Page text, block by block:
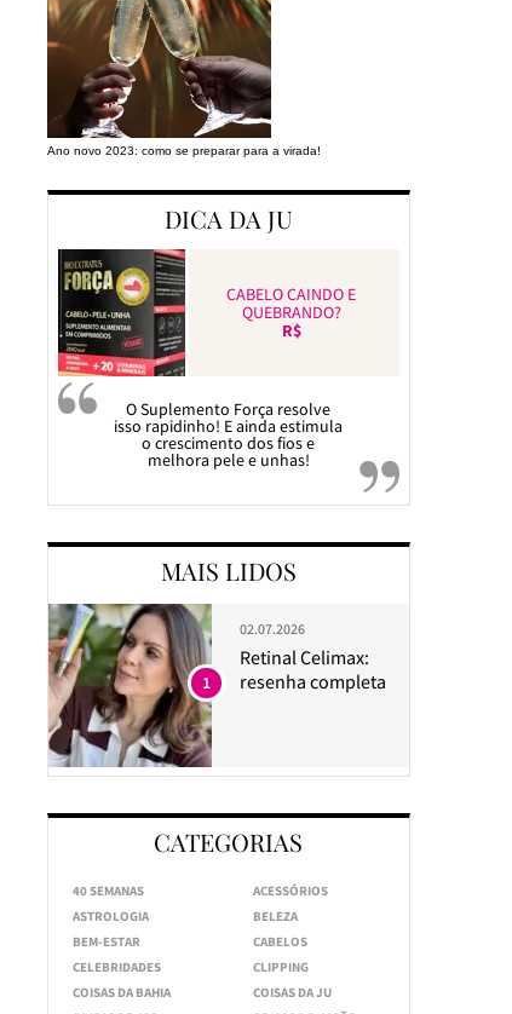
Ano novo 2023: como se preparar para a virada!
DICA DA JU
CABELO CAINDO E
QUEBRANDO?
R$
O Suplemento Força resolve
isso rapidinho! E ainda estimula
o crescimento dos fios e
melhora pele e unhas!
MAIS LIDOS
02.07.2026
Retinal Celimax:
resenha completa
1
CATEGORIAS
40 SEMANAS
ACESSÓRIOS
ASTROLOGIA
BELEZA
BEM-ESTAR
CABELOS
CELEBRIDADES
CLIPPING
COISAS DA BAHIA
COISAS DA JU